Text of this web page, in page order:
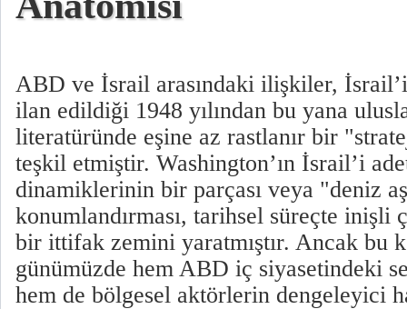
ABD ve İsrail arasındaki ilişkiler,
ilan edildiği 1948 yılından bu yana
literatüründe eşine az rastlanır bir
teşkil etmiştir. Washington’ın İsrail’i
dinamiklerinin bir parçası veya "deniz
konumlandırması, tarihsel süreçte inişli
bir ittifak zemini yaratmıştır. Ancak bu
günümüzde hem ABD iç siyasetindeki
hem de bölgesel aktörlerin dengeleyici